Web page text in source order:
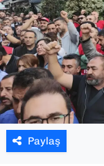
Paylaş
YAŞAM
YEREL